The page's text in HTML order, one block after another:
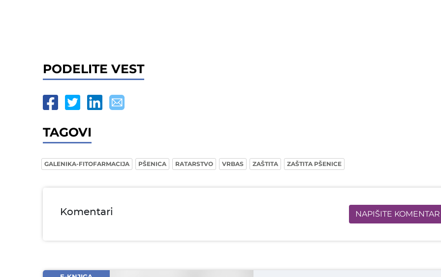
PODELITE VEST
TAGOVI
GALENIKA-FITOFARMACIJA PŠENICA RATARSTVO VRBAS ZAŠTITA ZAŠTITA PŠENICE
Komentari
NAPIŠITE KOMENTAR